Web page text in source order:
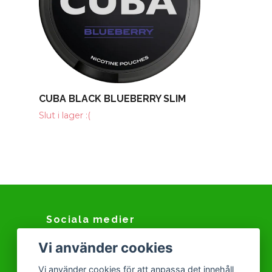
CUBA BLACK BLUEBERRY SLIM
Slut i lager :(
Sociala medier
Facebook
Instagram
Vi använder cookies
Vi använder cookies för att anpassa det innehåll